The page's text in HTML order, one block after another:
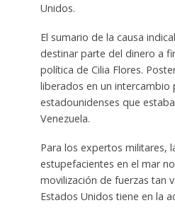
Unidos.
El sumario de la causa
destinar parte del dinero a
política de Cilia Flores.
liberados en un intercambio
estadounidenses que
Venezuela.
Para los expertos militares,
estupefacientes en el mar
movilización de fuerzas tan
Estados Unidos tiene en la